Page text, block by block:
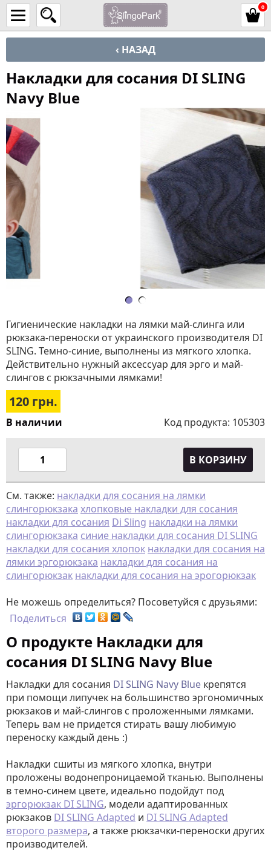
0
‹ НАЗАД
Накладки для сосания DI SLING
Navy Blue
Гигиенические накладки на лямки май-слинга или
рюкзака-переноски от украинского производителя DI
SLING. Темно-синие, выполнены из мягкого хлопка.
Действительно нужный аксессуар для эрго и май-
слингов с рюкзачными лямками!
120 грн.
В наличии Код продукта: 105303
В КОРЗИНУ
См. также: накладки для сосания на лямки
слингорюкзака хлопковые накладки для сосания
накладки для сосания Di Sling накладки на лямки
слингорюкзака синие накладки для сосания DI SLING
накладки для сосания хлопок накладки для сосания на
лямки эргорюкзака накладки для сосания на
слингорюкзак накладки для сосания на эрогорюкзак
Не можешь определиться? Посоветуйся с друзьями:
Поделиться
О продукте Накладки для
сосания DI SLING Navy Blue
Накладки для сосания DI SLING Navy Blue крепятся
при помощи липучек на большинство эргономичных
рюкзаков и май-слингов с проложенными лямками.
Теперь вам не придется стирать вашу любимую
переноску каждый день :)
Накладки сшиты из мягкого хлопка, внутри
проложены водонепроницаемой тканью. Выполнены
в темно-синем цвете, идеально подойдут под
эргорюкзак DI SLING, модели адаптированных
рюкзаков DI SLING Adapted и DI SLING Adapted
второго размера, а также рюкзачки-переноски других
производителей.